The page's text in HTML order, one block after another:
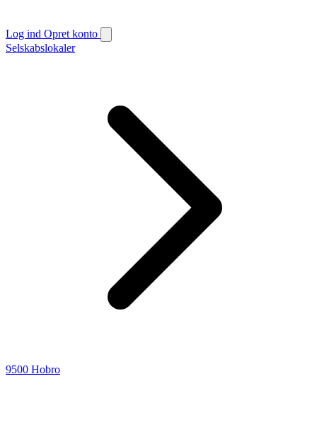
Log ind Opret konto
Selskabslokaler
9500 Hobro